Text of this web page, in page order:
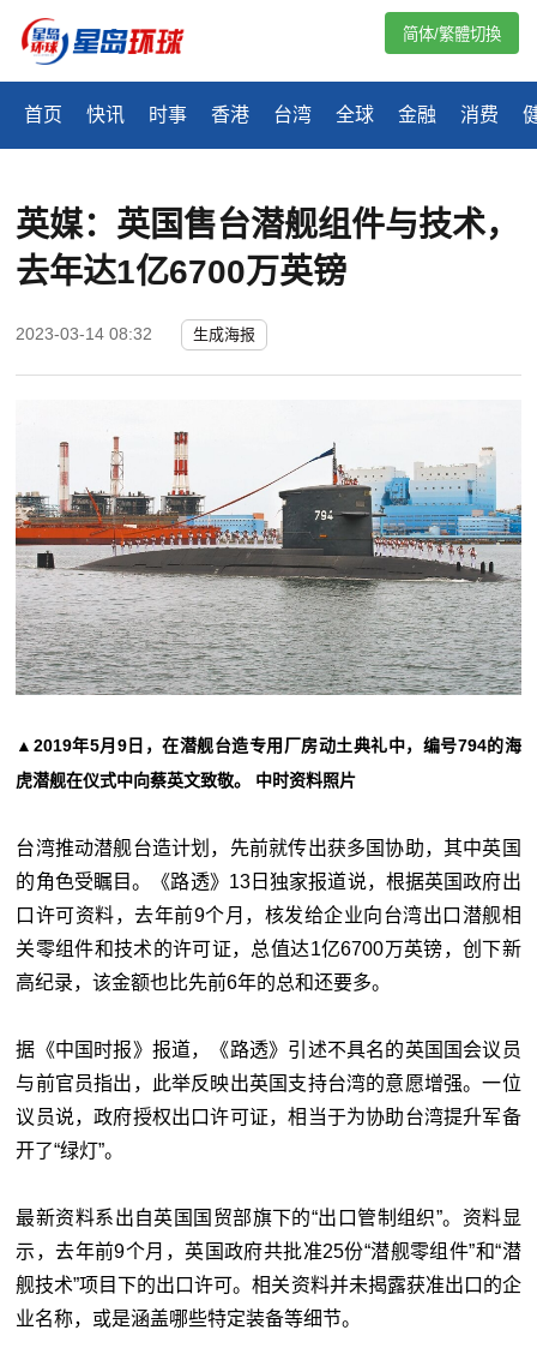
首页 快讯 时事 香港 台湾 全球 金融 消费
简体/繁體切換
英媒：英国售台潜舰组件与技术，
去年达1亿6700万英镑
2023-03-14 08:32 生成海报
▲2019年5月9日，在潜舰台造专用厂房动土典礼中，编号794的海
虎潜舰在仪式中向蔡英文致敬。 中时资料照片
台湾推动潜舰台造计划，先前就传出获多国协助，其中英国
的角色受瞩目。《路透》13日独家报道说，根据英国政府出
口许可资料，去年前9个月，核发给企业向台湾出口潜舰相
关零组件和技术的许可证，总值达1亿6700万英镑，创下新
高纪录，该金额也比先前6年的总和还要多。
据《中国时报》报道，《路透》引述不具名的英国国会议员
与前官员指出，此举反映出英国支持台湾的意愿增强。一位
议员说，政府授权出口许可证，相当于为协助台湾提升军备
开了“绿灯”。
最新资料系出自英国国贸部旗下的“出口管制组织”。资料显
示，去年前9个月，英国政府共批准25份“潜舰零组件”和“潜
舰技术”项目下的出口许可。相关资料并未揭露获准出口的企
业名称，或是涵盖哪些特定装备等细节。